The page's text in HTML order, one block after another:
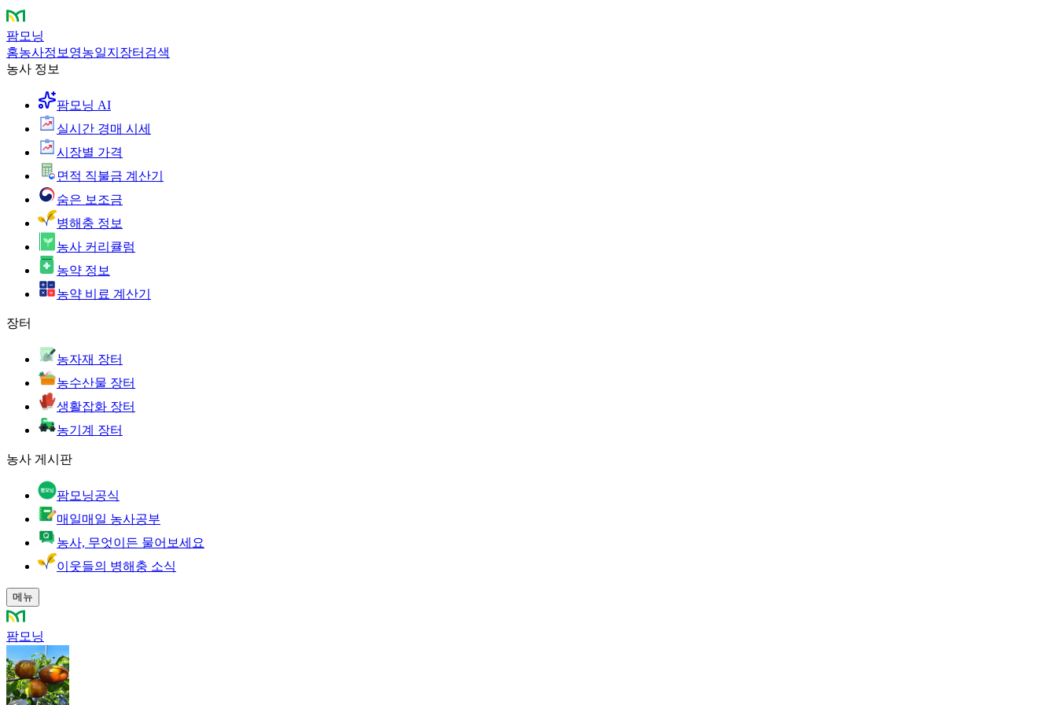
팜모닝
홈농사정보 영농일지 장터 검색
농사 정보
팜모닝 AI
실시간 경매 시세
시장별 가격
면적 직불금 계산기
숨은 보조금
병해충 정보
농사 커리큘럼
농약 정보
농약 비료 계산기
장터
농자재 장터
농수산물 장터
생활잡화 장터
농기계 장터
농사 게시판
팜모닝공식
매일매일 농사공부
농사, 무엇이든 물어보세요
이웃들의 병해충 소식
메뉴
팜모닝